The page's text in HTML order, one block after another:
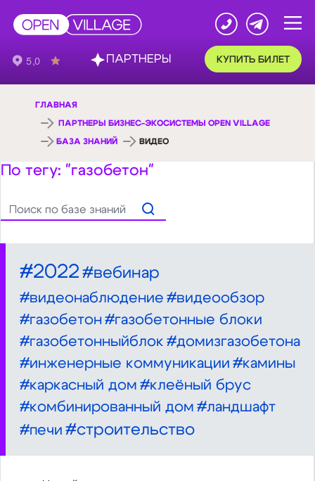
КУПИТЬ БИЛЕТ
ГЛАВНАЯ
ПАРТНЕРЫ БИЗНЕС-ЭКОСИСТЕМЫ OPEN VILLAGE
БАЗА ЗНАНИЙ ВИДЕО
По тегу: "газобетон"
#2022 #вебинар
#видеонаблюдение #видеообзор
#газобетон #газобетонные блоки
#газобетонныйблок #домизгазобетона
#инженерные коммуникации #камины
#каркасный дом #клеёный брус
#комбинированный дом #ландшафт
#печи #строительство